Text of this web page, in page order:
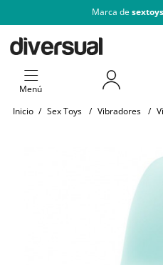
Marca de sextoys
Menú
Inicio / Sex Toys / Vibradores /